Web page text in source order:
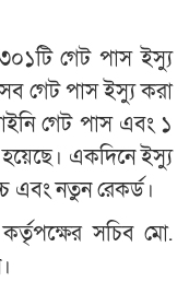
গেট পাস ইস্যু
গেট পাস ইস্যু করা
গেট পাস এবং ১
একদিনে ইস্যু
এবং নতুন রেকর্ড।
কর্তৃপক্ষের সচিব মো.